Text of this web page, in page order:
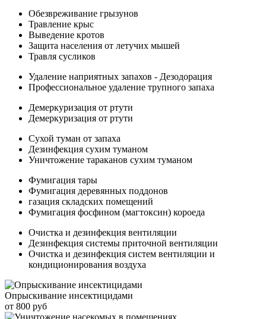
Обезвреживание грызунов
Травление крыс
Выведение кротов
Защита населения от летучих мышей
Травля сусликов
Удаление наприятных запахов - Дезодорация
Профессиональное удаление трупного запаха
Демеркуризация от ртути
Демеркуризация от ртути
Сухой туман от запаха
Дезинфекция сухим туманом
Уничтожение тараканов сухим туманом
Фумигация тары
Фумигация деревянных поддонов
газация складских помещений
Фумигация фосфином (магтоксин) короеда
Очистка и дезинфекция вентиляции
Дезинфекция системы приточной вентиляции
Очистка и дезинфекция систем вентиляции и
кондиционирования воздуха
Опрыскивание инсектицидами
от 800 руб